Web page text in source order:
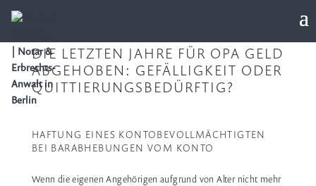
DIE LETZTEN JAHRE FÜR OPA GELD
ABGEHOBEN: GEFÄLLIGKEIT ODER
QUITTIERUNGSBEDÜRFTIG?
HAFTUNG EINES KONTOBEVOLLMÄCHTIGTEN
BEI BARABHEBUNGEN VOM KONTO
Wenn die eigenen Angehörigen aufgrund von Alter nicht mehr